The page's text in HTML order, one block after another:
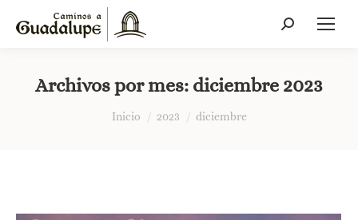
Buscar:
Archivos por mes: diciembre 2023
Estás aquí:
Inicio 2023 diciembre